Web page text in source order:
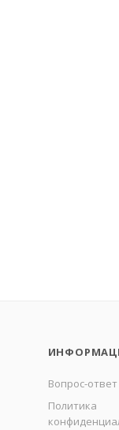
Вопрос-ответ
Политика